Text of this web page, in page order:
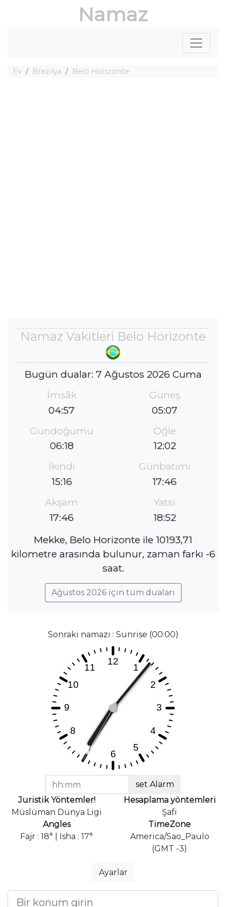
Namaz
Ev Brezilya Belo Horizonte
Namaz Vakitleri Belo Horizonte
Bugün dualar: 7 Ağustos 2026 Cuma
İmsâk
04:57
Güneş
05:07
Gündoğumu
06:18
Öğle
12:02
İkindi
15:16
Günbatımı
17:46
Akşam
17:46
Yatsı
18:52
Mekke, Belo Horizonte ile 10193,71
kilometre arasında bulunur, zaman farkı -6
saat.
Ağustos 2026 için tüm duaları
Sonraki namazı : Sunrise (00:00)
set Alarm
Juristik Yöntemler!
Müslüman Dünya Ligi
Hesaplama yöntemleri
Şafi
Angles
Fajr : 18° | Isha : 17°
TimeZone
America/Sao_Paulo
(GMT -3)
Ayarlar